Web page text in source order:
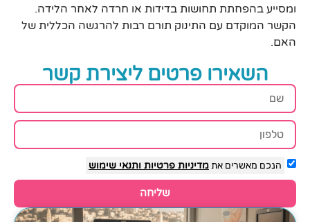
ומסייע בהפחתת תחושות בדידות או חרדה לאחר הלידה.
הקשר המוקדם עם התינוק תורם רבות להרגשה הכללית של
האם.
השאירו פרטים ליצירת קשר
הנכם מאשרים אתמדיניות פרטיות ותנאי שימוש
שליחה